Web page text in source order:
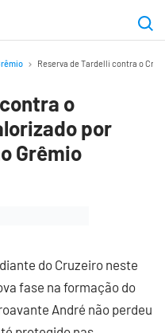
Reserva de Tardelli contra o
o
por
Grêmio
do Cruzeiro neste
fase na formação do
André não perdeu